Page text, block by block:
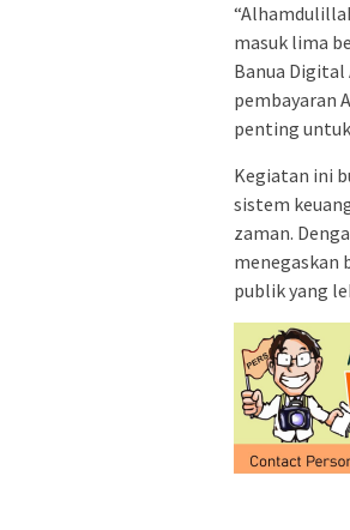
masuk lima
Banua
pembayaran
penting
Kegiatan ini
sistem
zaman.
menegaskan
publik yang